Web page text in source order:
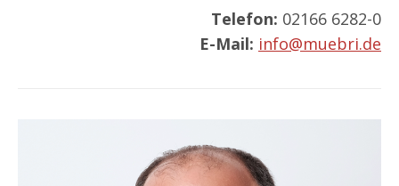
Telefon: 02166 6282-0
E-Mail: info@muebri.de